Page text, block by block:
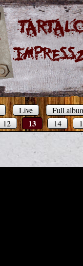
Live
Full
12 13 14